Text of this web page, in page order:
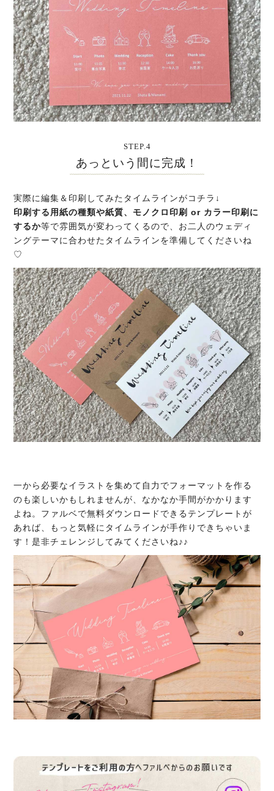
STEP.4
あっという間に完成！
実際に編集＆印刷してみたタイムラインがコチラ↓
印刷する用紙の種類や紙質、モノクロ印刷 or カラー印刷に
するか等で雰囲気が変わってくるので、お二人のウェディ
ングテーマに合わせたタイムラインを準備してくださいね
♡
一から必要なイラストを集めて自力でフォーマットを作る
のも楽しいかもしれませんが、なかなか手間がかかります
よね。ファルベで無料ダウンロードできるテンプレートが
あれば、もっと気軽にタイムラインが手作りできちゃいま
す！是非チェレンジしてみてくださいね♪♪